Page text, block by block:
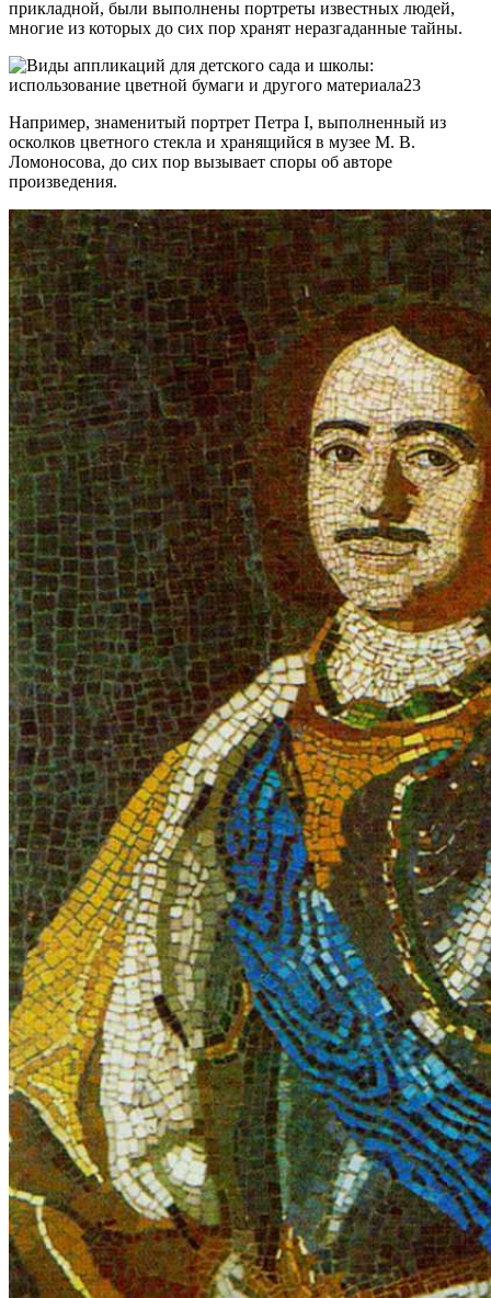
прикладной, были выполнены портреты известных людей,
многие из которых до сих пор хранят неразгаданные тайны.
Например, знаменитый портрет Петра I, выполненный из
осколков цветного стекла и хранящийся в музее М. В.
Ломоносова, до сих пор вызывает споры об авторе
произведения.